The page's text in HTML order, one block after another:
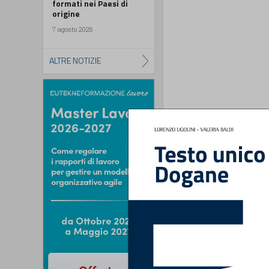
formati nei Paesi di
origine
7 agosto 2026
ALTRE NOTIZIE